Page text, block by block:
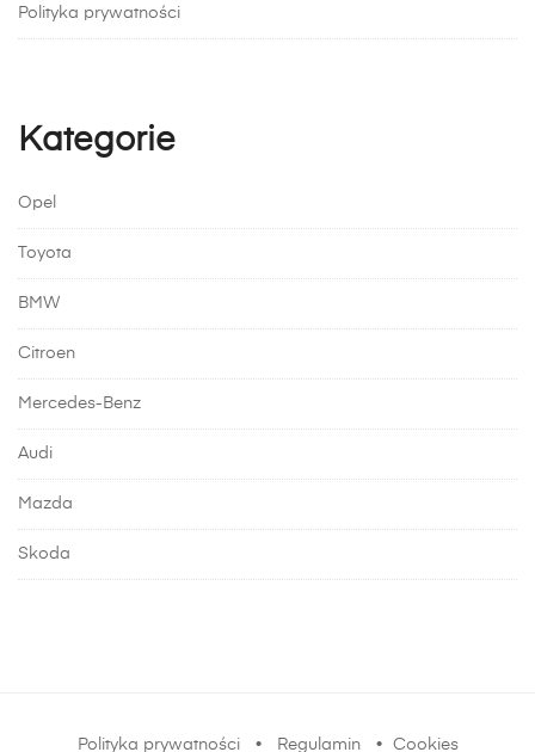
Polityka prywatności
Kategorie
Opel
Toyota
BMW
Citroen
Mercedes-Benz
Audi
Mazda
Skoda
Polityka prywatności• Regulamin• Cookies